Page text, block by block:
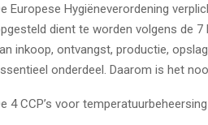
Europese Hygiëneverordening
dient te worden volgens de 7
inkoop, ontvangst, productie,
onderdeel. Daarom is het
4 CCP’s voor